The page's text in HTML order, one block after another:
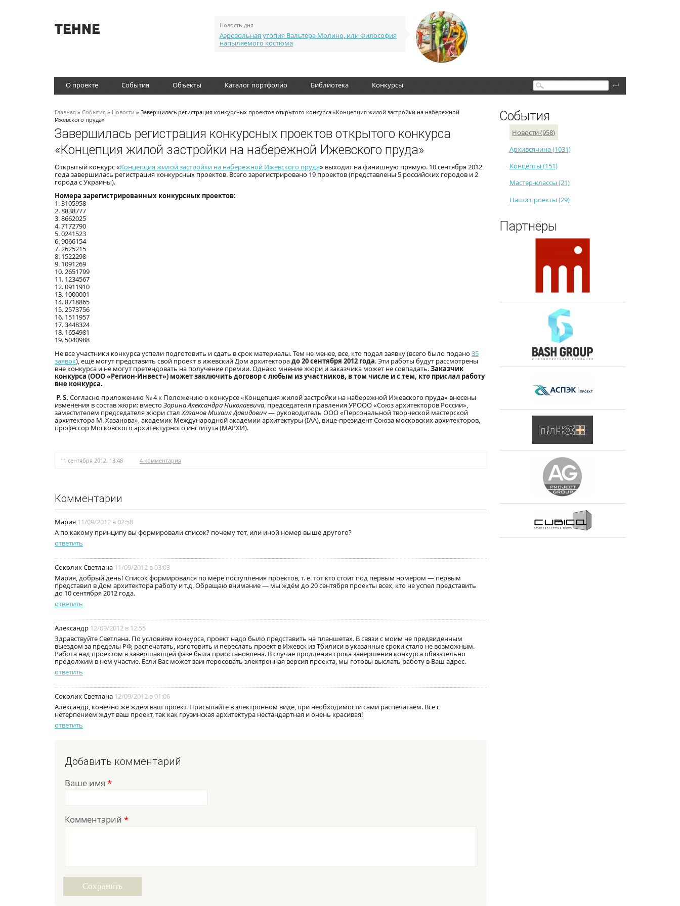
Новость дня
Аэрозольная утопия Вальтера Молино, или Философия
напыляемого костюма
О проекте События Объекты Каталог портфолио Библиотека Конкурсы Поиск
Главная » События » Новости » Завершилась регистрация конкурсных проектов открытого конкурса «Концепция жилой застройки на набережной
Ижевского пруда»
Завершилась регистрация конкурсных проектов открытого конкурса
«Концепция жилой застройки на набережной Ижевского пруда»
Открытый конкурс «Концепция жилой застройки на набережной Ижевского пруда» выходит на финишную прямую. 10 сентября 2012
года завершилась регистрация конкурсных проектов. Всего зарегистрировано 19 проектов (представлены 5 российских городов и 2
города с Украины).
Номера зарегистрированных конкурсных проектов:
1. 3105958
2. 8838777
3. 8662025
4. 7172790
5. 0241523
6. 9066154
7. 2625215
8. 1522298
9. 1091269
10. 2651799
11. 1234567
12. 0911910
13. 1000001
14. 8718865
15. 2573756
16. 1511957
17. 3448324
18. 1654981
19. 5040988
Не все участники конкурса успели подготовить и сдать в срок материалы. Тем не менее, все, кто подал заявку (всего было подано35
заявок), ещё могут представить свой проект в ижевский Дом архитекторадо 20 сентября 2012 года. Эти работы будут рассмотрены
вне конкурса и не могут претендовать на получение премии. Однако мнение жюри и заказчика может не совпадать.Заказчик
конкурса (ООО «Регион-Инвест») может заключить договор с любым из участников, в том числе и с тем, кто прислал работу
вне конкурса.
P. S. Согласно приложению № 4 к Положению о конкурсе «Концепция жилой застройки на набережной Ижевского пруда» внесены
изменения в состав жюри: вместоЗорина Александра Николаевича, председателя правления УРООО «Союз архитекторов России»,
заместителем председателя жюри сталХазановМихаил Давидович— руководитель ООО «Персональной творческой мастерской
архитектора М. Хазанова», академик Международной академии архитектуры (IAA), вице-президент Союза московских архитекторов,
профессор Московского архитектурного института (МАРХИ).
11 сентября 2012, 13:48 4 комментария
Комментарии
Мария 11/09/2012 в 02:58
А по какому принципу вы формировали список? почему тот, или иной номер выше другого?
ответить
Соколик Светлана 11/09/2012 в 03:03
Мария, добрый день! Список формировался по мере поступления проектов, т. е. тот кто стоит под первым номером — первым
представил в Дом архитектора работу и т.д. Обращаю внимание — мы ждём до 20 сентября проекты всех, кто не успел представить
до 10 сентября 2012 года.
ответить
Александр 12/09/2012 в 12:55
Здравствуйте Светлана. По условиям конкурса, проект надо было представить на планшетах. В связи с моим не предвиденным
выездом за пределы РФ, распечатать, изготовить и переслать проект в Ижевск из Тбилиси в указанные сроки стало не возможным.
Работа над проектом в завершающей фазе была приостановлена. В случае продления срока завершения конкурса обязательно
продолжим в нем участие. Если Вас может заинтеросовать электронная версия проекта, мы готовы выслать работу в Ваш адрес.
ответить
Соколик Светлана 12/09/2012 в 01:06
Александр, конечно же ждём ваш проект. Присылайте в электронном виде, при необходимости сами распечатаем. Все с
нетерпением ждут ваш проект, так как грузинская архитектура нестандартная и очень красивая!
ответить
Добавить комментарий
Ваше имя *
Комментарий *
События
Новости (958)
Архивсячина (1031)
Концепты (151)
Мастер-классы (21)
Наши проекты (29)
Партнёры